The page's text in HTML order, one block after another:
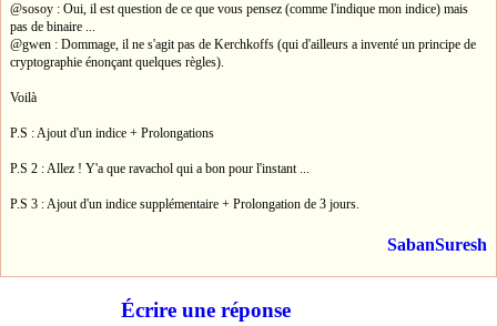
@sosoy : Oui, il est question de ce que vous pensez (comme l'indique mon indice) mais
pas de binaire ...
@gwen : Dommage, il ne s'agit pas de Kerchkoffs (qui d'ailleurs a inventé un principe de
cryptographie énonçant quelques règles).
Voilà
P.S : Ajout d'un indice + Prolongations
P.S 2 : Allez ! Y'a que ravachol qui a bon pour l'instant ...
P.S 3 : Ajout d'un indice supplémentaire + Prolongation de 3 jours.
SabanSuresh
Écrire une réponse